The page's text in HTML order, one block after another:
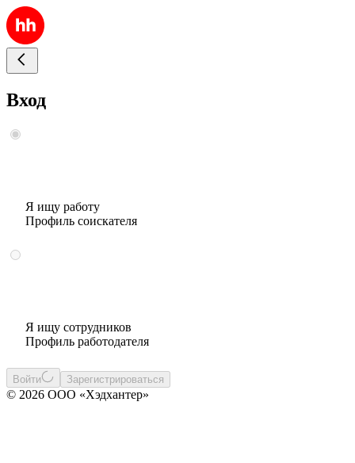
Вход
Я ищу работу
Профиль соискателя
Я ищу сотрудников
Профиль работодателя
Войти Зарегистрироваться
© 2026 ООО «Хэдхантер»